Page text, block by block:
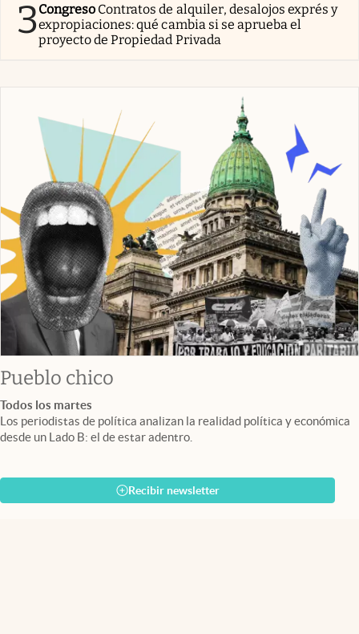
3Congreso Contratos de alquiler, desalojos exprés y
expropiaciones: qué cambia si se aprueba el
proyecto de Propiedad Privada
Pueblo chico
Todos los martes
Los periodistas de política analizan la realidad política y económica
desde un Lado B: el de estar adentro.
Recibir newsletter